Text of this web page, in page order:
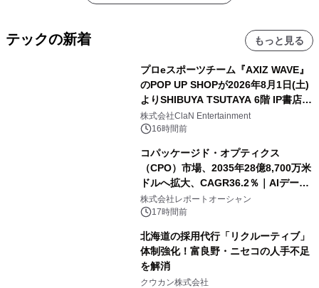
テックの新着 もっと見る
プロeスポーツチーム『AXIZ WAVE』
のPOP UP SHOPが2026年8月1日(土)
よりSHIBUYA TSUTAYA 6階 IP書店で
開催決定！！
株式会社ClaN Entertainment
16時間前
コパッケージド・オプティクス
（CPO）市場、2035年28億8,700万米
ドルへ拡大、CAGR36.2％｜AIデータ
センター・高速光通信需要が成長を加
速
株式会社レポートオーシャン
17時間前
北海道の採用代行「リクルーティブ」
体制強化！富良野・ニセコの人手不足
を解消
クウカン株式会社